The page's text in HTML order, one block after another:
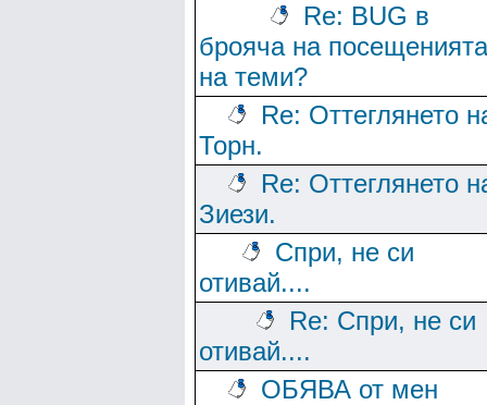
Re: BUG в
брояча на посещенията
на теми?
Re: Оттеглянето
Торн.
Re: Оттеглянето
Зиези.
Спри, не си
отивай....
Re: Спри, не си
отивай....
ОБЯВА от мен